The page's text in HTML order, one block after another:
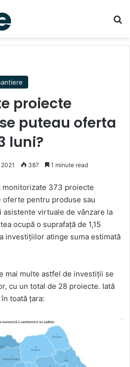
proiecte
puteau oferta
luni?
387 1 minute read
373 proiecte
oferte pentru produse sau
virtuale de vânzare la
ocupă o suprafață de 1,15
investițiilor atinge suma estimată
mai multe astfel de investiții se
cu un total de 28 proiecte. Iată
toată țara: